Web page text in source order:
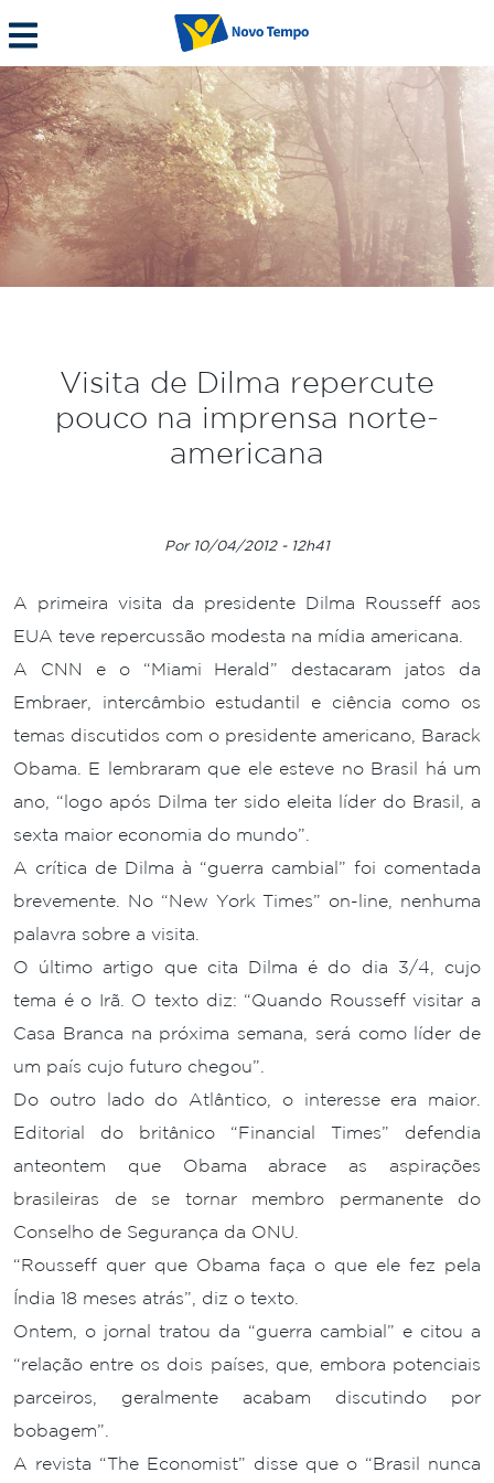
Visita de Dilma repercute
pouco na imprensa norte-
americana
Por 10/04/2012 - 12h41
A primeira visita da presidente Dilma Rousseff aos
EUA teve repercussão modesta na mídia americana.
A CNN e o “Miami Herald” destacaram jatos da
Embraer, intercâmbio estudantil e ciência como os
temas discutidos com o presidente americano, Barack
Obama. E lembraram que ele esteve no Brasil há um
ano, “logo após Dilma ter sido eleita líder do Brasil, a
sexta maior economia do mundo”.
A crítica de Dilma à “guerra cambial” foi comentada
brevemente. No “New York Times” on-line, nenhuma
palavra sobre a visita.
O último artigo que cita Dilma é do dia 3/4, cujo
tema é o Irã. O texto diz: “Quando Rousseff visitar a
Casa Branca na próxima semana, será como líder de
um país cujo futuro chegou”.
Do outro lado do Atlântico, o interesse era maior.
Editorial do britânico “Financial Times” defendia
anteontem que Obama abrace as aspirações
brasileiras de se tornar membro permanente do
Conselho de Segurança da ONU.
“Rousseff quer que Obama faça o que ele fez pela
Índia 18 meses atrás”, diz o texto.
Ontem, o jornal tratou da “guerra cambial” e citou a
“relação entre os dois países, que, embora potenciais
parceiros, geralmente acabam discutindo por
bobagem”.
A revista “The Economist” disse que o “Brasil nunca